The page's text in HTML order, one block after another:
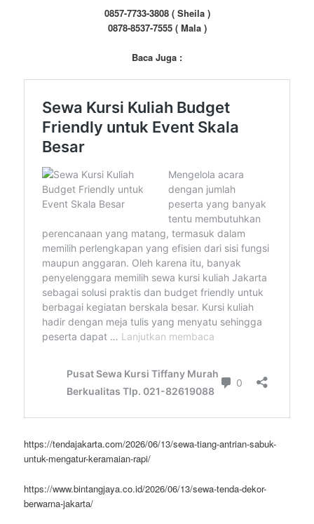
0857-7733-3808 ( Sheila )
0878-8537-7555 ( Mala )
Baca Juga :
https://tendajakarta.com/2026/06/13/sewa-tiang-antrian-sabuk-
untuk-mengatur-keramaian-rapi/
https://www.bintangjaya.co.id/2026/06/13/sewa-tenda-dekor-
berwarna-jakarta/